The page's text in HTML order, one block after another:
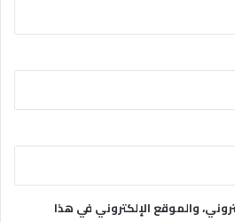
والموقع الإلكتروني في هذا